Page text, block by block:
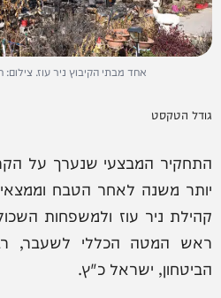
אחד מבתי הקיבוץ ניר עוז. צילום:
גודל הטקסט
התחקיר המבצעי שנערך על
יותר משנה לאחר הטבח
קהילת ניר עוז ולמשפחות
ראש המטה הכללי לשעבר,
הביטחון, ישראל כ"ץ.